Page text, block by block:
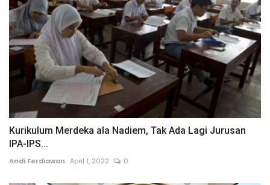
Kurikulum Merdeka ala Nadiem, Tak Ada Lagi Jurusan
IPA-IPS...
Andi Ferdiawan April 1, 2022 0